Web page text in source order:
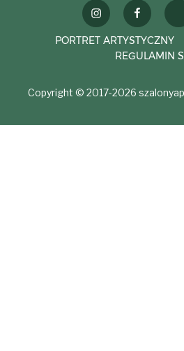
instagramfacebook
PORTRET ARTYSTYCZNY
REGULAMIN
Copyright © 2017-2026